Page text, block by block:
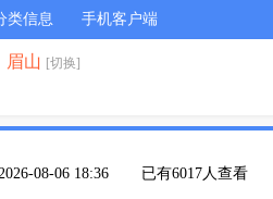
类信息 手机客户端
眉山 [切换]
08-06 18:36 已有6017人查看